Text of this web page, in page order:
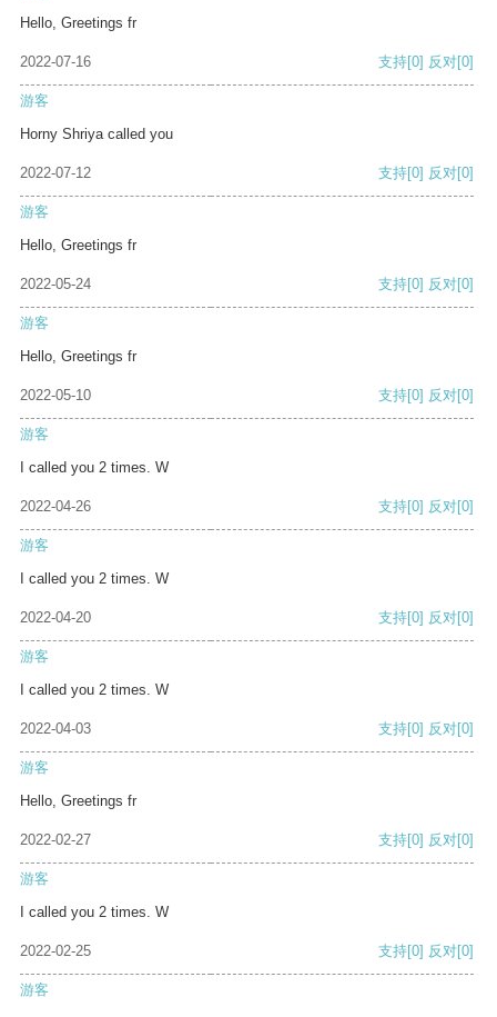
Hello, Greetings fr
2022-07-16 支持[0] 反对[0]
游客
Horny Shriya called you
2022-07-12 支持[0] 反对[0]
游客
Hello, Greetings fr
2022-05-24 支持[0] 反对[0]
游客
Hello, Greetings fr
2022-05-10 支持[0] 反对[0]
游客
I called you 2 times. W
2022-04-26 支持[0] 反对[0]
游客
I called you 2 times. W
2022-04-20 支持[0] 反对[0]
游客
I called you 2 times. W
2022-04-03 支持[0] 反对[0]
游客
Hello, Greetings fr
2022-02-27 支持[0] 反对[0]
游客
I called you 2 times. W
2022-02-25 支持[0] 反对[0]
游客